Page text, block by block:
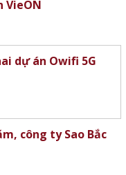
VieON
dự án Owifi 5G
công ty Sao Bắc